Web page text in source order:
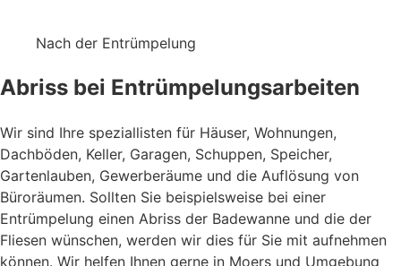
Nach der Entrümpelung
Abriss bei Entrümpelungsarbeiten
Wir sind Ihre speziallisten für Häuser, Wohnungen,
Dachböden, Keller, Garagen, Schuppen, Speicher,
Gartenlauben, Gewerberäume und die Auflösung von
Büroräumen. Sollten Sie beispielsweise bei einer
Entrümpelung einen Abriss der Badewanne und die der
Fliesen wünschen, werden wir dies für Sie mit aufnehmen
können. Wir helfen Ihnen gerne in Moers und Umgebung